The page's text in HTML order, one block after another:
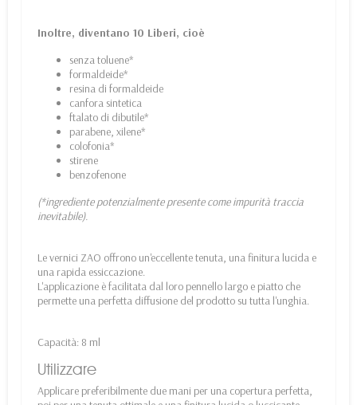
Inoltre, diventano 10 Liberi, cioè
senza toluene*
formaldeide*
resina di formaldeide
canfora sintetica
ftalato di dibutile*
parabene, xilene*
colofonia*
stirene
benzofenone
(*ingrediente potenzialmente presente come impurità traccia
inevitabile).
Le vernici ZAO offrono un'eccellente tenuta, una finitura lucida e
una rapida essiccazione.
L'applicazione è facilitata dal loro pennello largo e piatto che
permette una perfetta diffusione del prodotto su tutta l'unghia.
Capacità: 8 ml
Utilizzare
Applicare preferibilmente due mani per una copertura perfetta,